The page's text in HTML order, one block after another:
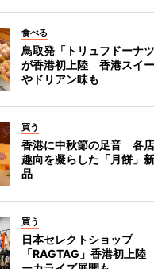
食べる
鳥取発「トリュフドーナツ
が香港初上陸 香港スイ
やドリアン味も
買う
香港に中秋節の足音 各
趣向を凝らした「月餅」
品
買う
日本セレクトショップ
「RAGTAG」香港初上